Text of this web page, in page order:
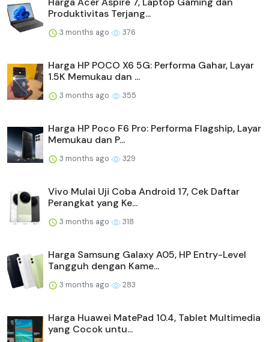
Produktivitas Terjang...
3 months ago 376
Harga HP POCO X6 5G: Performa Gahar, Layar
1.5K Memukau dan ...
3 months ago 355
Harga HP Poco F6 Pro: Performa Flagship, Layar
Memukau dan P...
3 months ago 329
Vivo Mulai Uji Coba Android 17, Cek Daftar
Perangkat yang Ke...
3 months ago 318
Harga Samsung Galaxy A05, HP Entry-Level
Tangguh dengan Kame...
3 months ago 283
Harga Huawei MatePad 10.4, Tablet Multimedia
yang Cocok untu...